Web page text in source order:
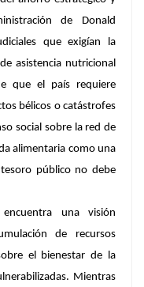
de Donald
que exigían la
asistencia nutricional
que el país requiere
bélicos o catástrofes
social sobre la red de
alimentaria como una
público no debe
una visión
de recursos
el bienestar de la
Mientras